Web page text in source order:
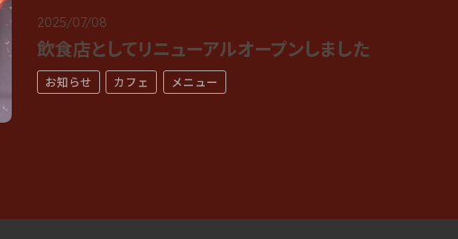
2025/07/08
飲食店としてリニューアルオープンしました
お知らせ カフェ メニュー